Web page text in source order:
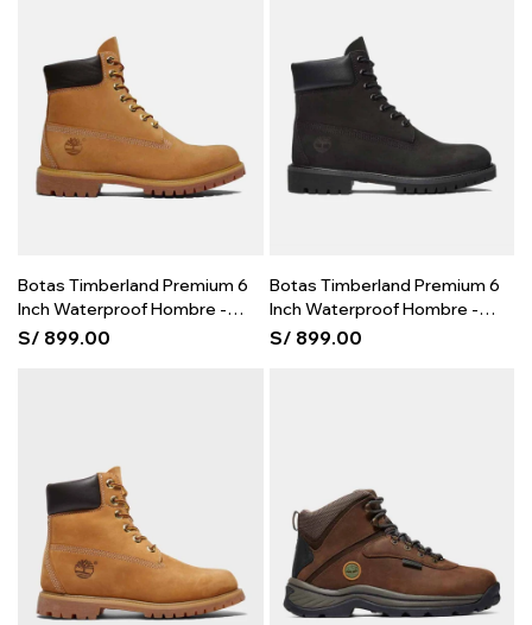
Botas Timberland Premium 6
Inch Waterproof Hombre -
Wheat
S/ 899.00
Botas Timberland Premium 6
Inch Waterproof Hombre -
Black
S/ 899.00